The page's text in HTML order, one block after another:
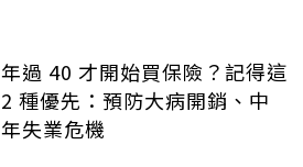
年過 40 才開始買保險？記得這
2 種優先：預防大病開銷、中
年失業危機